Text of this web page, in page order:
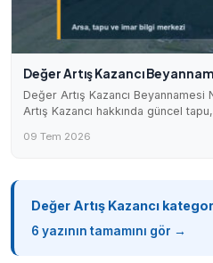
Değer Artış Kazancı
Değer Artış Kazancı Beyannamesi
Artış Kazancı hakkında güncel
09 Tem 2026
Değer Artış Kazancı
6 yazının tamamını gör →